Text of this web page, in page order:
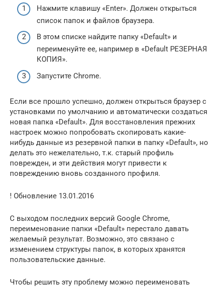
Нажмите клавишу «Enter». Должен открыться
список папок и файлов браузера.
В этом списке найдите папку «Default» и
переименуйте ее, например в «Default РЕЗЕРНАЯ
КОПИЯ».
Запустите Chrome.
Если все прошло успешно, должен открыться браузер с
установками по умолчанию и автоматически создаться
новая папка «Default». Для восстановления прежних
настроек можно попробовать скопировать какие-
нибудь данные из резервной папки в папку «Default», но
делать это нежелательно, т.к. старый профиль
поврежден, и эти действия могут привести к
повреждению вновь созданного профиля.
! Обновление 13.01.2016
С выходом последних версий Google Chrome,
переименование папки «Default» перестало давать
желаемый результат. Возможно, это связано с
изменением структуры папок, в которых хранятся
пользовательские данные.
Чтобы решить эту проблему можно переименовать